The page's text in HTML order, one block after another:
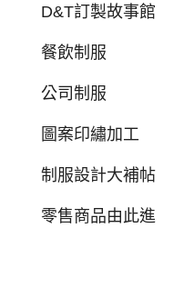
D&T訂製故事館
餐飲制服
公司制服
圖案印繡加工
制服設計大補帖
零售商品由此進